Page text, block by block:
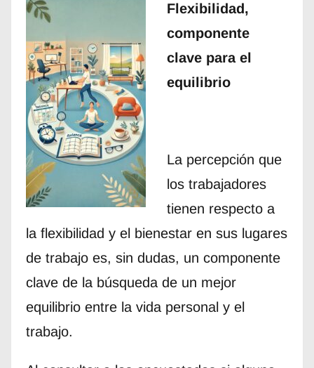
Flexibilidad,
componente
clave para el
equilibrio
La percepción que
los trabajadores
tienen respecto a
la flexibilidad y el bienestar en sus lugares
de trabajo es, sin dudas, un componente
clave de la búsqueda de un mejor
equilibrio entre la vida personal y el
trabajo.